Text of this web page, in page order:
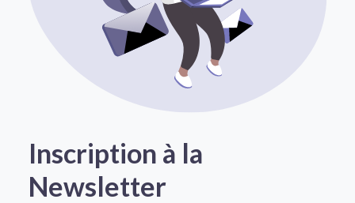
Inscription à la
Newsletter